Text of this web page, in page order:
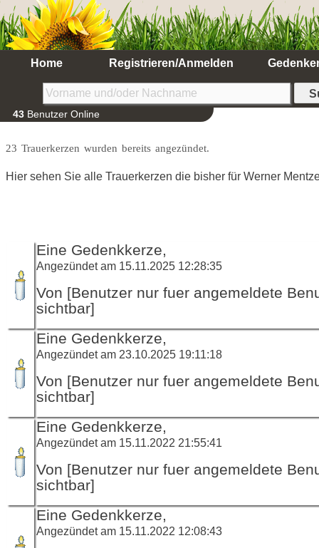
Home Registrieren/Anmelden
43 Benutzer Online
23 Trauerkerzen wurden bereits angezündet.
Hier sehen Sie alle Trauerkerzen die bisher für Werner
Eine Gedenkkerze,
Angezündet am 15.11.2025 12:28:35
Von [Benutzer nur fuer angemeldete
sichtbar]
Eine Gedenkkerze,
Angezündet am 23.10.2025 19:11:18
Von [Benutzer nur fuer angemeldete
sichtbar]
Eine Gedenkkerze,
Angezündet am 15.11.2022 21:55:41
Von [Benutzer nur fuer angemeldete
sichtbar]
Eine Gedenkkerze,
Angezündet am 15.11.2022 12:08:43